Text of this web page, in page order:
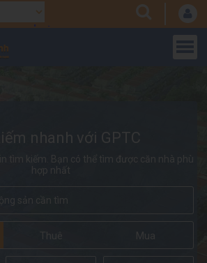
nhanh với GPTC
tìm kiếm. Bạn có thể tìm được căn nhà phù
hợp nhất
Thuê Mua